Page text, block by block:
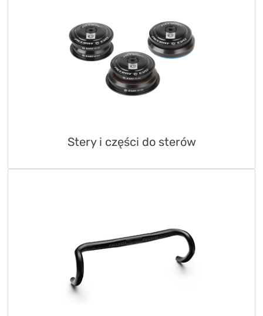
Stery i części do sterów